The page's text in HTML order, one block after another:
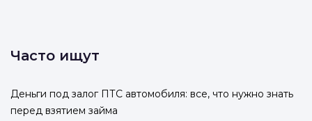
Часто ищут
Деньги под залог ПТС автомобиля: все, что нужно знать
перед взятием займа